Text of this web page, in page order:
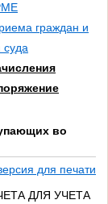
граждан и
суда
во
для печати
ДЛЯ УЧЕТА